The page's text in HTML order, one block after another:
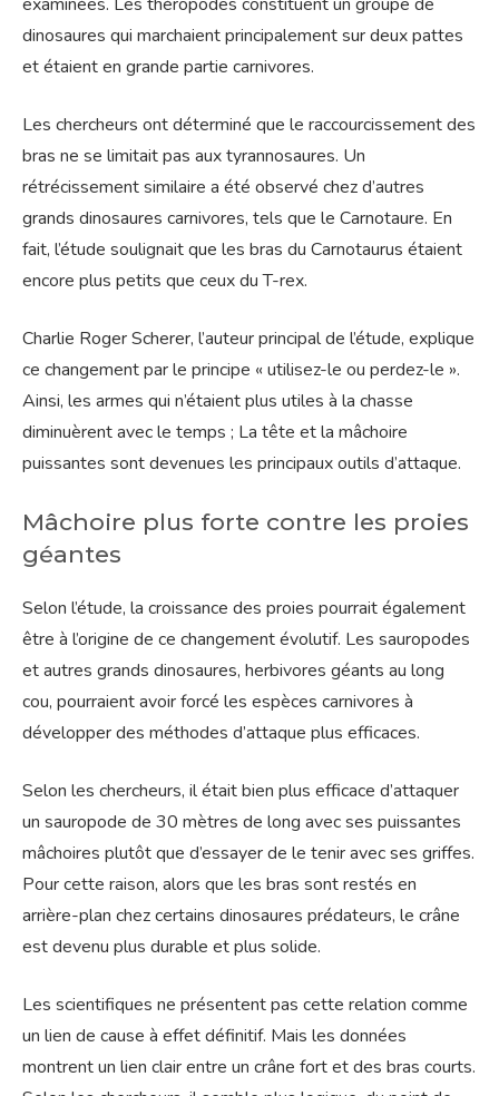
examinées. Les théropodes constituent un groupe de
dinosaures qui marchaient principalement sur deux pattes
et étaient en grande partie carnivores.
Les chercheurs ont déterminé que le raccourcissement des
bras ne se limitait pas aux tyrannosaures. Un
rétrécissement similaire a été observé chez d’autres
grands dinosaures carnivores, tels que le Carnotaure. En
fait, l’étude soulignait que les bras du Carnotaurus étaient
encore plus petits que ceux du T-rex.
Charlie Roger Scherer, l’auteur principal de l’étude, explique
ce changement par le principe « utilisez-le ou perdez-le ».
Ainsi, les armes qui n’étaient plus utiles à la chasse
diminuèrent avec le temps ; La tête et la mâchoire
puissantes sont devenues les principaux outils d’attaque.
Mâchoire plus forte contre les proies
géantes
Selon l’étude, la croissance des proies pourrait également
être à l’origine de ce changement évolutif. Les sauropodes
et autres grands dinosaures, herbivores géants au long
cou, pourraient avoir forcé les espèces carnivores à
développer des méthodes d’attaque plus efficaces.
Selon les chercheurs, il était bien plus efficace d’attaquer
un sauropode de 30 mètres de long avec ses puissantes
mâchoires plutôt que d’essayer de le tenir avec ses griffes.
Pour cette raison, alors que les bras sont restés en
arrière-plan chez certains dinosaures prédateurs, le crâne
est devenu plus durable et plus solide.
Les scientifiques ne présentent pas cette relation comme
un lien de cause à effet définitif. Mais les données
montrent un lien clair entre un crâne fort et des bras courts.